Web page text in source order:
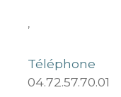
,
Téléphone
04.72.57.70.01